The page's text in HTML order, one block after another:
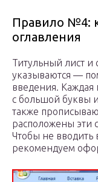
Правило №4:
оглавления
Титульный лист и
указываются —
введения. Каждая
с большой буквы
также
расположены эти
Чтобы не вводить
рекомендуем